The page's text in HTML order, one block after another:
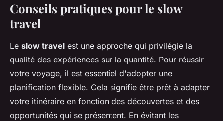
Conseils pratiques pour le slow
travel
Le slow travel est une approche qui privilégie la
qualité des expériences sur la quantité. Pour réussir
votre voyage, il est essentiel d'adopter une
planification flexible. Cela signifie être prêt à adapter
votre itinéraire en fonction des découvertes et des
opportunités qui se présentent. En évitant les